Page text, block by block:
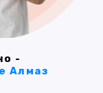
-
Алмаз